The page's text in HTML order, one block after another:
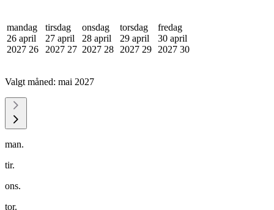
mandag
26 april
2027 26
tirsdag
27 april
2027 27
onsdag
28 april
2027 28
torsdag
29 april
2027 29
fredag
30 april
2027 30
Valgt måned: mai 2027
man.
tir.
ons.
tor.